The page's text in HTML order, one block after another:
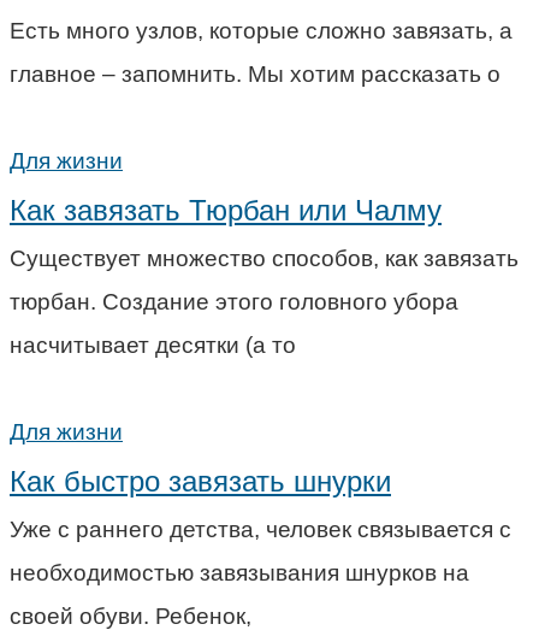
Есть много узлов, которые сложно завязать, а
главное – запомнить. Мы хотим рассказать о
Для жизни
Как завязать Тюрбан или Чалму
Существует множество способов, как завязать
тюрбан. Создание этого головного убора
насчитывает десятки (а то
Для жизни
Как быстро завязать шнурки
Уже с раннего детства, человек связывается с
необходимостью завязывания шнурков на
своей обуви. Ребенок,